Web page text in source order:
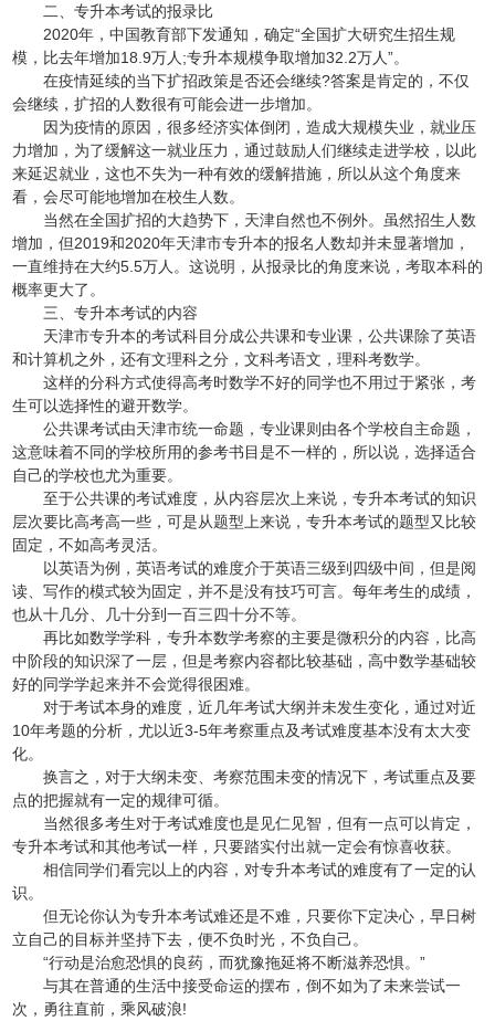
二、专升本考试的报录比
2020年，中国教育部下发通知，确定“全国扩大研究生招生规
模，比去年增加18.9万人;专升本规模争取增加32.2万人”。
在疫情延续的当下扩招政策是否还会继续?答案是肯定的，不仅
会继续，扩招的人数很有可能会进一步增加。
因为疫情的原因，很多经济实体倒闭，造成大规模失业，就业压
力增加，为了缓解这一就业压力，通过鼓励人们继续走进学校，以此
来延迟就业，这也不失为一种有效的缓解措施，所以从这个角度来
看，会尽可能地增加在校生人数。
当然在全国扩招的大趋势下，天津自然也不例外。虽然招生人数
增加，但2019和2020年天津市专升本的报名人数却并未显著增加，
一直维持在大约5.5万人。这说明，从报录比的角度来说，考取本科的
概率更大了。
三、专升本考试的内容
天津市专升本的考试科目分成公共课和专业课，公共课除了英语
和计算机之外，还有文理科之分，文科考语文，理科考数学。
这样的分科方式使得高考时数学不好的同学也不用过于紧张，考
生可以选择性的避开数学。
公共课考试由天津市统一命题，专业课则由各个学校自主命题，
这意味着不同的学校所用的参考书目是不一样的，所以说，选择适合
自己的学校也尤为重要。
至于公共课的考试难度，从内容层次上来说，专升本考试的知识
层次要比高考高一些，可是从题型上来说，专升本考试的题型又比较
固定，不如高考灵活。
以英语为例，英语考试的难度介于英语三级到四级中间，但是阅
读、写作的模式较为固定，并不是没有技巧可言。每年考生的成绩，
也从十几分、几十分到一百三四十分不等。
再比如数学学科，专升本数学考察的主要是微积分的内容，比高
中阶段的知识深了一层，但是考察内容都比较基础，高中数学基础较
好的同学学起来并不会觉得很困难。
对于考试本身的难度，近几年考试大纲并未发生变化，通过对近
10年考题的分析，尤以近3-5年考察重点及考试难度基本没有太大变
化。
换言之，对于大纲未变、考察范围未变的情况下，考试重点及要
点的把握就有一定的规律可循。
当然很多考生对于考试难度也是见仁见智，但有一点可以肯定，
专升本考试和其他考试一样，只要踏实付出就一定会有惊喜收获。
相信同学们看完以上的内容，对专升本考试的难度有了一定的认
识。
但无论你认为专升本考试难还是不难，只要你下定决心，早日树
立自己的目标并坚持下去，便不负时光，不负自己。
“行动是治愈恐惧的良药，而犹豫拖延将不断滋养恐惧。”
与其在普通的生活中接受命运的摆布，倒不如为了未来尝试一
次，勇往直前，乘风破浪!